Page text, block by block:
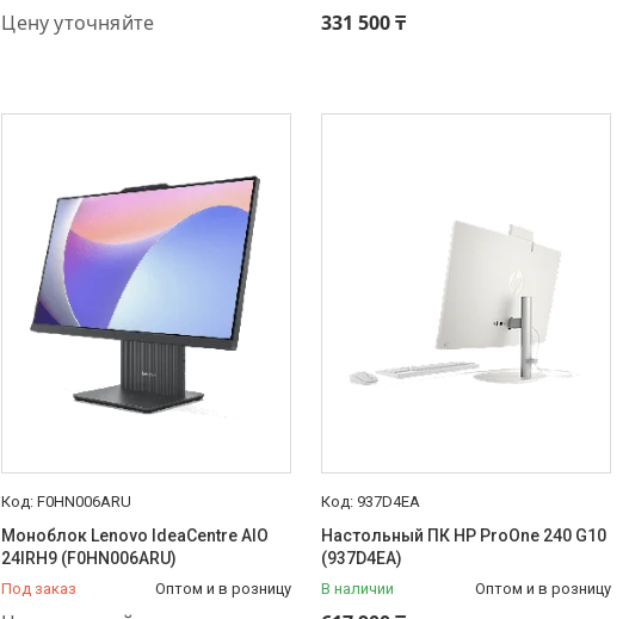
Цену уточняйте
+7 (778) 848-44-33 331 500 ₸
F0HN006ARU
Моноблок Lenovo IdeaCentre AIO
24IRH9 (F0HN006ARU)
Под заказ Оптом и в розницу
+7 (778) 848-44-33
937D4EA
Настольный ПК HP ProOne 240 G10
(937D4EA)
В наличии Оптом и в розницу